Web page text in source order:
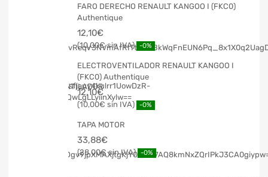
FARO DERECHO RENAULT KANGOO I (FKC0)
Authentique
12,10€
10,00€ -0%
ELECTROVENTILADOR RENAULT KANGOO I
(FKC0) Authentique
12,10€
10,00€ -0%
TAPA MOTOR
33,88€
28,00€ -0%